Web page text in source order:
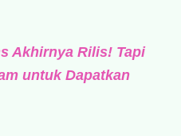
Akhirnya Rilis! Tapi
untuk Dapatkan